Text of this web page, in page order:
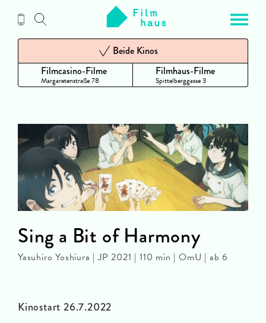
Inhalt
Filmcasino-Filme
Margaretenstraße 78
Beide Kinos
Filmhaus-Filme
Spittelberggasse 3
Kinostart 26.7.2022
Sing a Bit of Harmony
Yasuhiro Yoshiura | JP 2021 | 110 min | OmU | ab 6